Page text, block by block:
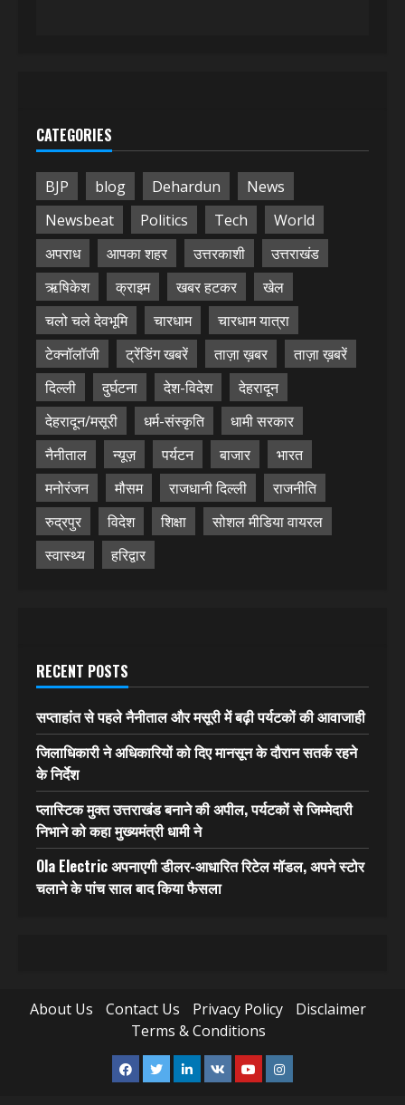
CATEGORIES
BJP blog Dehardun
News
Newsbeat
Politics Tech
World
अपराध
आपका शहर उत्तरकाशी
उत्तराखंड
ऋषिकेश
क्राइम खबर हटकर
खेल
चलो चले देवभूमि
चारधाम
चारधाम यात्रा
टेक्नॉलॉजी
ट्रेंडिंग खबरें ताज़ा ख़बर
ताज़ा ख़बरें
दिल्ली
दुर्घटना देश-विदेश
देहरादून
देहरादून/मसूरी
धर्म-संस्कृति
धामी सरकार
नैनीताल
न्यूज़ पर्यटन बाजार
भारत
मनोरंजन
मौसम राजधानी दिल्ली
राजनीति
रुद्रपुर
विदेश शिक्षा
सोशल मीडिया वायरल
स्वास्थ्य
हरिद्वार
RECENT POSTS
सप्ताहांत से पहले नैनीताल और मसूरी में बढ़ी पर्यटकों की आवाजाही
जिलाधिकारी ने अधिकारियों को दिए मानसून के दौरान सतर्क रहने
के निर्देश
प्लास्टिक मुक्त उत्तराखंड बनाने की अपील, पर्यटकों से जिम्मेदारी
निभाने को कहा मुख्यमंत्री धामी ने
Ola Electric अपनाएगी डीलर-आधारित रिटेल मॉडल, अपने स्टोर
चलाने के पांच साल बाद किया फैसला
About Us Contact Us Privacy Policy
Disclaimer
Terms & Conditions
Facebook
TwitterLinkedin
VK YoutubeInstagram